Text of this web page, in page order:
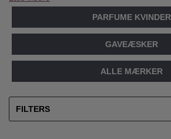
PARFUME KVINDER
GAVEÆSKER
ALLE MÆRKER
FILTERS